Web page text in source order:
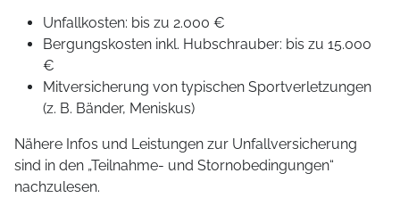
Unfallkosten: bis zu 2.000 €
Bergungskosten inkl. Hubschrauber: bis zu 15.000
€
Mitversicherung von typischen Sportverletzungen
(z. B. Bänder, Meniskus)
Nähere Infos und Leistungen zur Unfallversicherung
sind in den „Teilnahme- und Stornobedingungen“
nachzulesen.